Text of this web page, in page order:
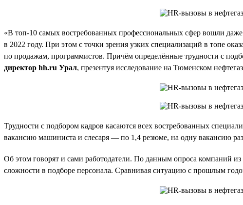
«В топ-10 самых востребованных профессиональных сфер вошли
в 2022 году. При этом с точки зрения узких специализаций в топе
по продажам, программистов. Причём определённые трудности с
директор hh.ru Урал, презентуя исследование на Тюменском
Трудности с подбором кадров касаются всех востребованных
вакансию машиниста и слесаря — по 1,4 резюме, на одну вакансию
Об этом говорят и сами работодатели. По данным опроса компаний
сложности в подборе персонала. Сравнивая ситуацию с прошлым